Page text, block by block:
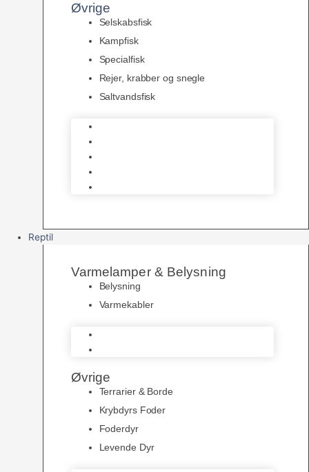
Øvrige
Selskabsfisk
Kampfisk
Specialfisk
Rejer, krabber og snegle
Saltvandsfisk
Reptil
Varmelamper & Belysning
Belysning
Varmekabler
Øvrige
Terrarier & Borde
Krybdyrs Foder
Foderdyr
Levende Dyr